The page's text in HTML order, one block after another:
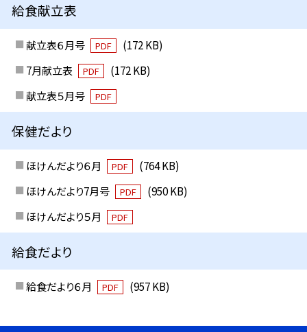
給食献立表
献立表６月号 PDF
(172 KB)
7月献立表
PDF
(172 KB)
献立表５月号
PDF
保健だより
ほけんだより６月 PDF
(764 KB)
ほけんだより7月号
PDF
(950 KB)
ほけんだより５月
PDF
給食だより
給食だより６月 PDF (957 KB)